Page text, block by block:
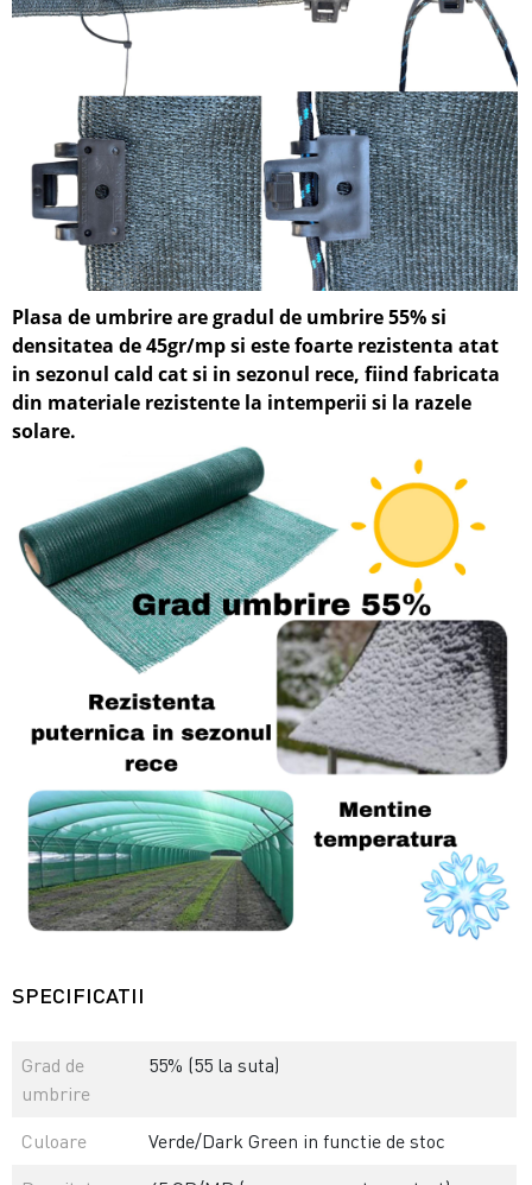
Plasa de umbrire are gradul de umbrire 55% si
densitatea de 45gr/mp si este foarte rezistenta atat
in sezonul cald cat si in sezonul rece, fiind fabricata
din materiale rezistente la intemperii si la razele
solare.
SPECIFICATII
Grad de
umbrire
55% (55 la suta)
Culoare
Verde/Dark Green in functie de stoc